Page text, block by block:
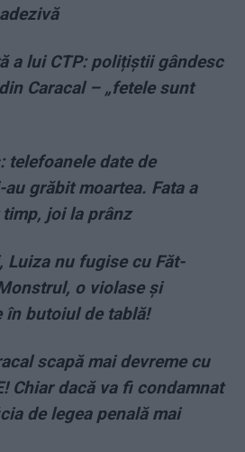
a lui CTP: polițiștii gândesc
Caracal – „fetele sunt
telefoanele date de
grăbit moartea. Fata a
joi la prânz
Luiza nu fugise cu Făt-
o violase și
în butoiul de tablă!
scapă mai devreme cu
Chiar dacă va fi condamnat
de legea penală mai